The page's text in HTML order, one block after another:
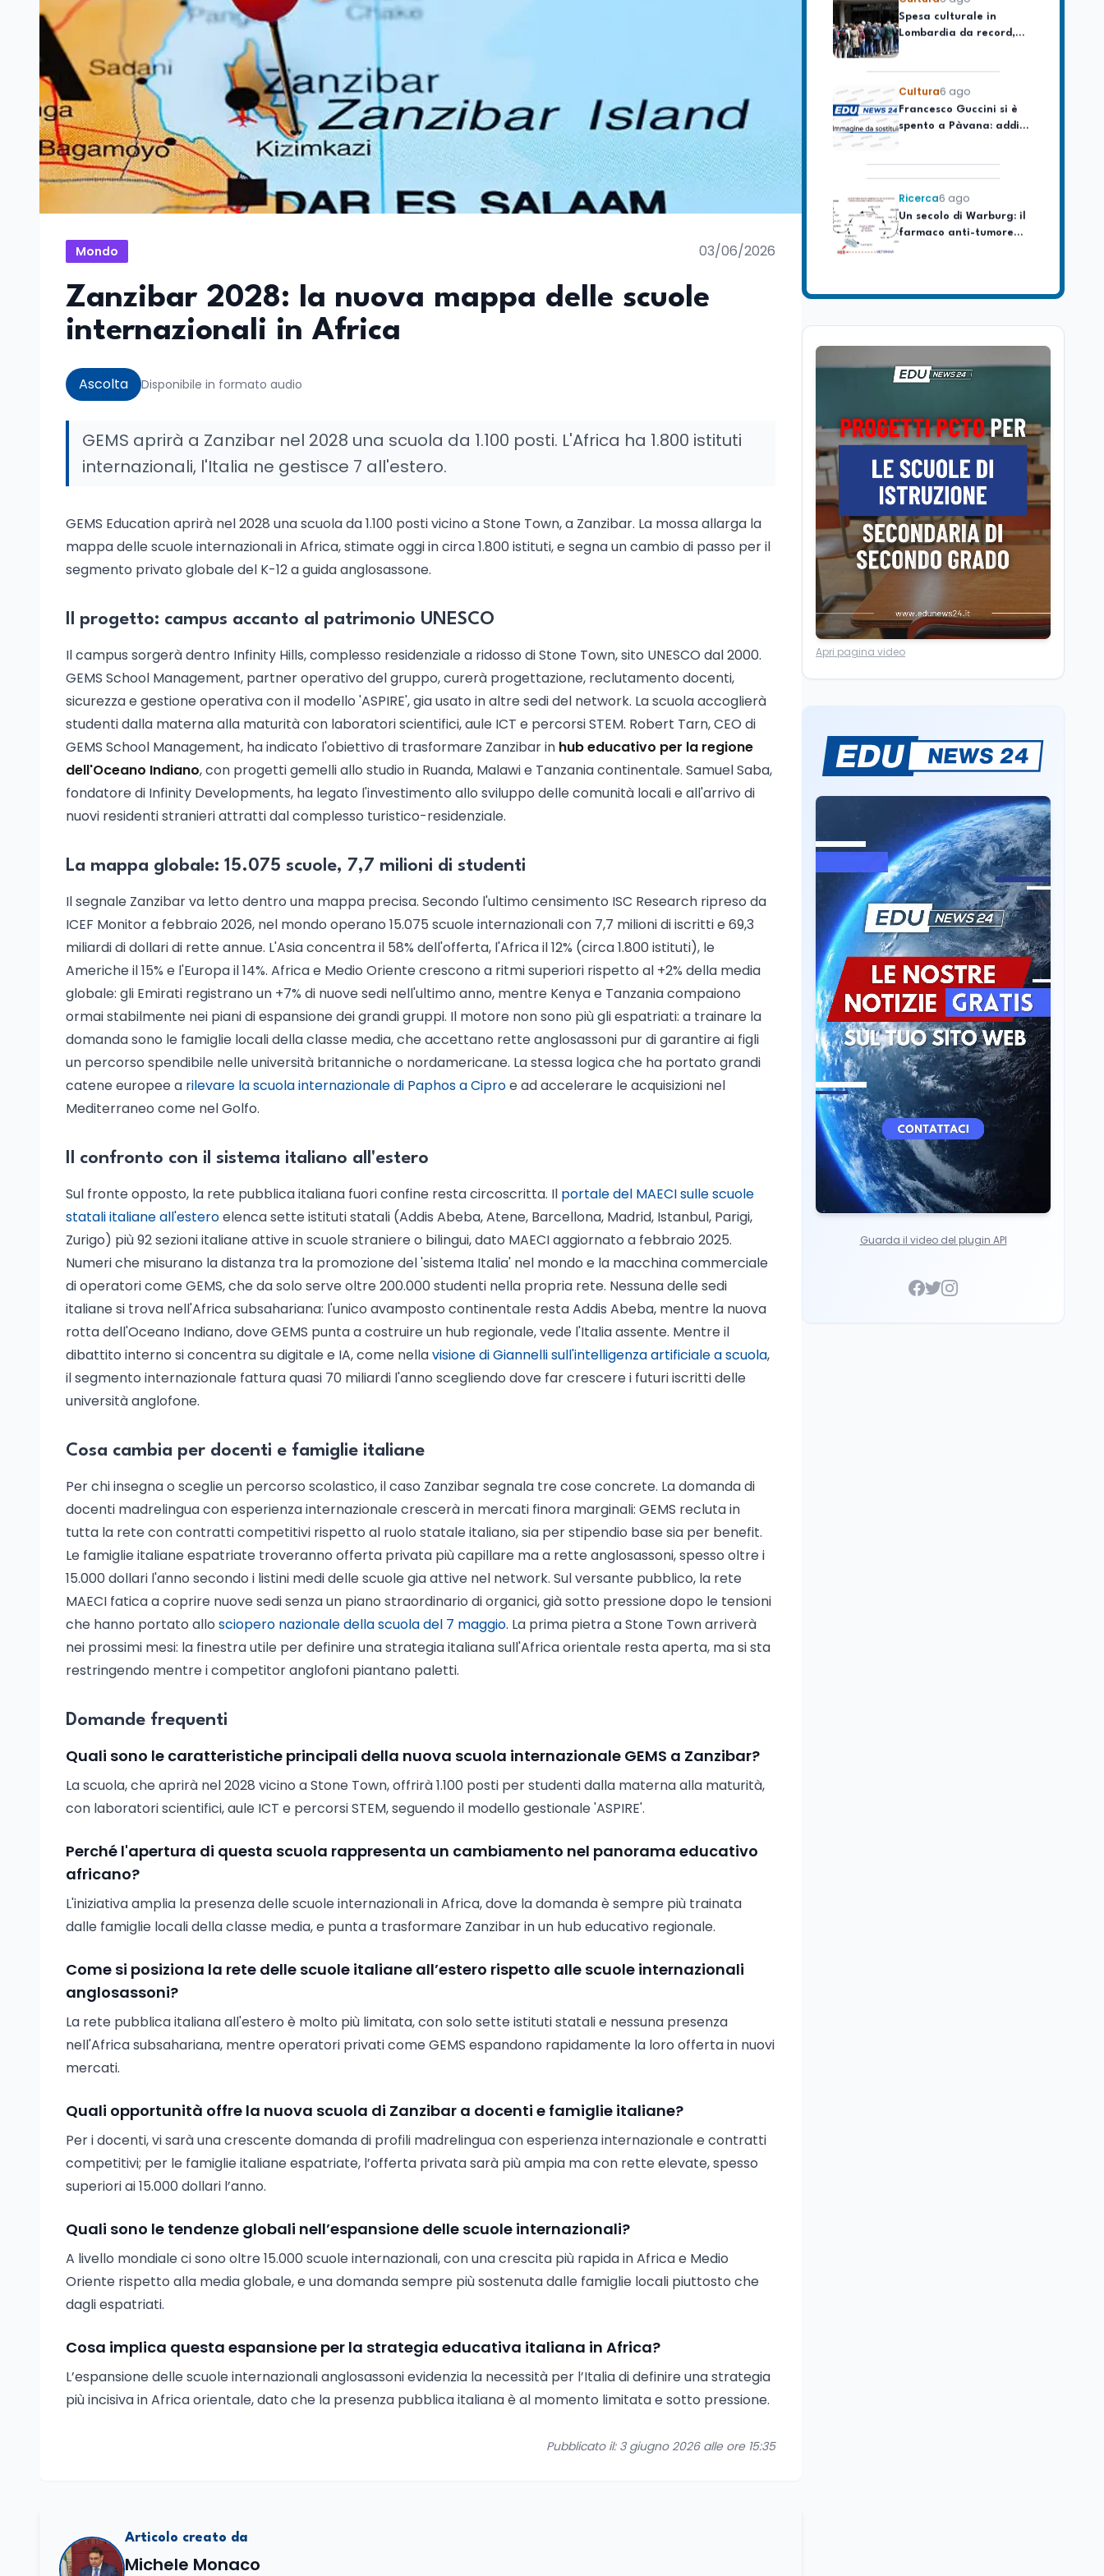
Mondo 03/06/2026
Zanzibar 2028: la nuova mappa delle scuole
internazionali in Africa
Ascolta Disponibile in formato audio
GEMS aprirà a Zanzibar nel 2028 una scuola da 1.100 posti. L'Africa ha 1.800 istituti
internazionali, l'Italia ne gestisce 7 all'estero.
GEMS Education aprirà nel 2028 una scuola da 1.100 posti vicino a Stone Town, a Zanzibar. La mossa allarga la
mappa delle scuole internazionali in Africa, stimate oggi in circa 1.800 istituti, e segna un cambio di passo per il
segmento privato globale del K-12 a guida anglosassone.
Il progetto: campus accanto al patrimonio UNESCO
Il campus sorgerà dentro Infinity Hills, complesso residenziale a ridosso di Stone Town, sito UNESCO dal 2000.
GEMS School Management, partner operativo del gruppo, curerà progettazione, reclutamento docenti,
sicurezza e gestione operativa con il modello 'ASPIRE', gia usato in altre sedi del network. La scuola accoglierà
studenti dalla materna alla maturità con laboratori scientifici, aule ICT e percorsi STEM. Robert Tarn, CEO di
GEMS School Management, ha indicato l'obiettivo di trasformare Zanzibar in hub educativo per la regione
dell'Oceano Indiano, con progetti gemelli allo studio in Ruanda, Malawi e Tanzania continentale. Samuel Saba,
fondatore di Infinity Developments, ha legato l'investimento allo sviluppo delle comunità locali e all'arrivo di
nuovi residenti stranieri attratti dal complesso turistico-residenziale.
La mappa globale: 15.075 scuole, 7,7 milioni di studenti
Il segnale Zanzibar va letto dentro una mappa precisa. Secondo l'ultimo censimento ISC Research ripreso da
ICEF Monitor a febbraio 2026, nel mondo operano 15.075 scuole internazionali con 7,7 milioni di iscritti e 69,3
miliardi di dollari di rette annue. L'Asia concentra il 58% dell'offerta, l'Africa il 12% (circa 1.800 istituti), le
Americhe il 15% e l'Europa il 14%. Africa e Medio Oriente crescono a ritmi superiori rispetto al +2% della media
globale: gli Emirati registrano un +7% di nuove sedi nell'ultimo anno, mentre Kenya e Tanzania compaiono
ormai stabilmente nei piani di espansione dei grandi gruppi. Il motore non sono più gli espatriati: a trainare la
domanda sono le famiglie locali della classe media, che accettano rette anglosassoni pur di garantire ai figli
un percorso spendibile nelle università britanniche o nordamericane. La stessa logica che ha portato grandi
catene europee a rilevare la scuola internazionale di Paphos a Ciproe ad accelerare le acquisizioni nel
Mediterraneo come nel Golfo.
Il confronto con il sistema italiano all'estero
Sul fronte opposto, la rete pubblica italiana fuori confine resta circoscritta. Il portale del MAECI sulle scuole
statali italiane all'esteroelenca sette istituti statali (Addis Abeba, Atene, Barcellona, Madrid, Istanbul, Parigi,
Zurigo) più 92 sezioni italiane attive in scuole straniere o bilingui, dato MAECI aggiornato a febbraio 2025.
Numeri che misurano la distanza tra la promozione del 'sistema Italia' nel mondo e la macchina commerciale
di operatori come GEMS, che da solo serve oltre 200.000 studenti nella propria rete. Nessuna delle sedi
italiane si trova nell'Africa subsahariana: l'unico avamposto continentale resta Addis Abeba, mentre la nuova
rotta dell'Oceano Indiano, dove GEMS punta a costruire un hub regionale, vede l'Italia assente. Mentre il
dibattito interno si concentra su digitale e IA, come nellavisione di Giannelli sull'intelligenza artificiale a scuola,
il segmento internazionale fattura quasi 70 miliardi l'anno scegliendo dove far crescere i futuri iscritti delle
università anglofone.
Cosa cambia per docenti e famiglie italiane
Per chi insegna o sceglie un percorso scolastico, il caso Zanzibar segnala tre cose concrete. La domanda di
docenti madrelingua con esperienza internazionale crescerà in mercati finora marginali: GEMS recluta in
tutta la rete con contratti competitivi rispetto al ruolo statale italiano, sia per stipendio base sia per benefit.
Le famiglie italiane espatriate troveranno offerta privata più capillare ma a rette anglosassoni, spesso oltre i
15.000 dollari l'anno secondo i listini medi delle scuole gia attive nel network. Sul versante pubblico, la rete
MAECI fatica a coprire nuove sedi senza un piano straordinario di organici, già sotto pressione dopo le tensioni
che hanno portato allo sciopero nazionale della scuola del 7 maggio. La prima pietra a Stone Town arriverà
nei prossimi mesi: la finestra utile per definire una strategia italiana sull'Africa orientale resta aperta, ma si sta
restringendo mentre i competitor anglofoni piantano paletti.
Domande frequenti
Quali sono le caratteristiche principali della nuova scuola internazionale GEMS a Zanzibar?
La scuola, che aprirà nel 2028 vicino a Stone Town, offrirà 1.100 posti per studenti dalla materna alla maturità,
con laboratori scientifici, aule ICT e percorsi STEM, seguendo il modello gestionale 'ASPIRE'.
Perché l'apertura di questa scuola rappresenta un cambiamento nel panorama educativo
africano?
L'iniziativa amplia la presenza delle scuole internazionali in Africa, dove la domanda è sempre più trainata
dalle famiglie locali della classe media, e punta a trasformare Zanzibar in un hub educativo regionale.
Come si posiziona la rete delle scuole italiane all’estero rispetto alle scuole internazionali
anglosassoni?
La rete pubblica italiana all'estero è molto più limitata, con solo sette istituti statali e nessuna presenza
nell'Africa subsahariana, mentre operatori privati come GEMS espandono rapidamente la loro offerta in nuovi
mercati.
Quali opportunità offre la nuova scuola di Zanzibar a docenti e famiglie italiane?
Per i docenti, vi sarà una crescente domanda di profili madrelingua con esperienza internazionale e contratti
competitivi; per le famiglie italiane espatriate, l’offerta privata sarà più ampia ma con rette elevate, spesso
superiori ai 15.000 dollari l’anno.
Quali sono le tendenze globali nell’espansione delle scuole internazionali?
A livello mondiale ci sono oltre 15.000 scuole internazionali, con una crescita più rapida in Africa e Medio
Oriente rispetto alla media globale, e una domanda sempre più sostenuta dalle famiglie locali piuttosto che
dagli espatriati.
Cosa implica questa espansione per la strategia educativa italiana in Africa?
L’espansione delle scuole internazionali anglosassoni evidenzia la necessità per l’Italia di definire una strategia
più incisiva in Africa orientale, dato che la presenza pubblica italiana è al momento limitata e sotto pressione.
Pubblicato il: 3 giugno 2026 alle ore 15:35
Articolo creato da
Michele Monaco
Lombardia da record,
ma la voragine Nord-
Francesco Guccini si è
spento a Pàvana: addio
al Maestrone
Un secolo di Warburg: il
farmaco anti-tumore
che accende la glicolisi
reattori spenti
Posizioni economiche
4.150 euro
Spesa culturale in
Lombardia da record,
ma la voragine Nord-
Sud triplica
Cultura6 ago
Francesco Guccini si è
Ricerca6 ago
Un secolo di Warburg: il
Il rivelatore che 'vede' i
reattori spenti
roccia
Scuola6 ago
Posizioni economiche
ATA: la matematica
degli arretrati fino a
4.150 euro
Cultura6 ago
Spesa culturale in
Lombardia da record,
ma la voragine Nord-
Sud triplica
Cultura 6 ago
Francesco Guccini si è
spento a Pàvana: addio
al Maestrone
Apri pagina video
Guarda il video del plugin API